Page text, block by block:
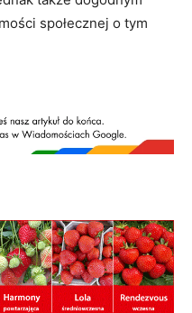
społecznej o tym